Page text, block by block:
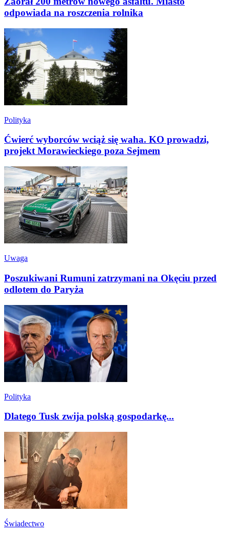
odpowiada na roszczenia rolnika
Polityka
Ćwierć wyborców wciąż się waha. KO prowadzi,
projekt Morawieckiego poza Sejmem
Uwaga
Poszukiwani Rumuni zatrzymani na Okęciu przed
odlotem do Paryża
Polityka
Dlatego Tusk zwija polską gospodarkę...
Świadectwo